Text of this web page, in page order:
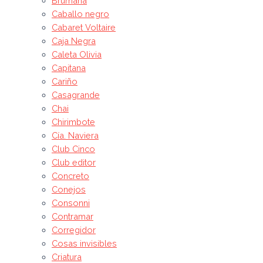
Caballo negro
Cabaret Voltaire
Caja Negra
Caleta Olivia
Capitana
Cariño
Casagrande
Chai
Chirimbote
Cía. Naviera
Club Cinco
Club editor
Concreto
Conejos
Consonni
Contramar
Corregidor
Cosas invisibles
Criatura